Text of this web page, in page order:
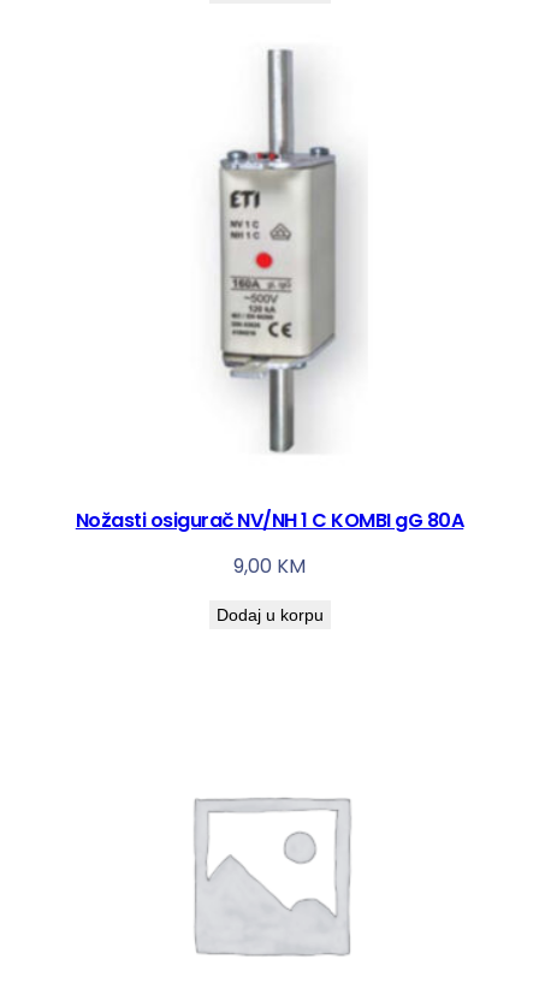
Nožasti osigurač NV/NH 1 C KOMBI gG 80A
9,00 KM
Dodaj u korpu